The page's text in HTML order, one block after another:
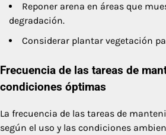
Reponer arena en áreas que
degradación.
Considerar plantar vegetación
Frecuencia de las tareas de
condiciones óptimas
La frecuencia de las tareas de
según el uso y las condiciones